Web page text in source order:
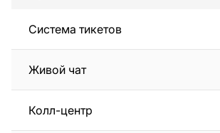
Система тикетов
Живой чат
Колл-центр